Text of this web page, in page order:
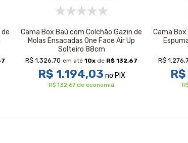
Cama Box Baú com Colchão Gazin de
Molas Ensacadas One Face Air Up
Solteiro 88cm
R$ 1.326,70 em até 10x de R$ 132,67
R$ 1.194,03 no PIX
R$ 132,67 de economia
Cama
R$